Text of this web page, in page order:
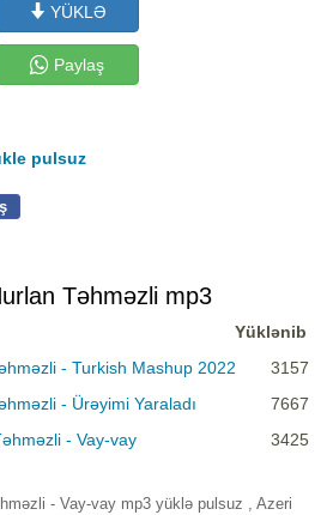
YÜKLƏ
Paylaş
pulsuz
Təhməzli mp3
Yüklənib
- Turkish Mashup 2022
3157
- Ürəyimi Yaraladı
7667
- Vay-vay
3425
- Vay-vay mp3 yüklə pulsuz , Azeri